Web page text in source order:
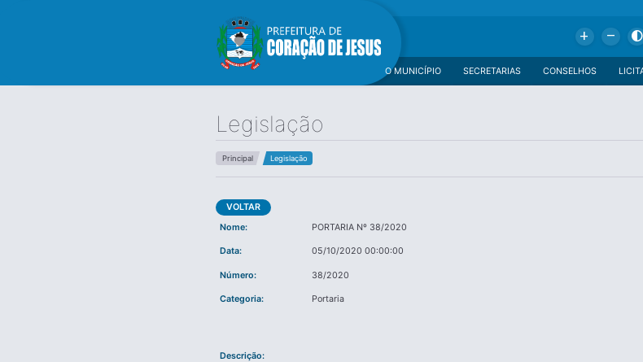
Add Remove Contrast
CONSELHOS
SECRETARIAS
O MUNICÍPIO
Legislação
Principal Legislação
VOLTAR
Nome:
PORTARIA Nº 38/2020
Data: 05/10/2020 00:00:00
Número: 38/2020
Categoria: Portaria
Descrição: